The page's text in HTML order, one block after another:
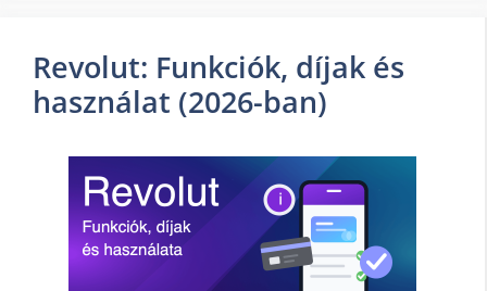
Revolut: Funkciók, díjak és
használat (2026-ban)